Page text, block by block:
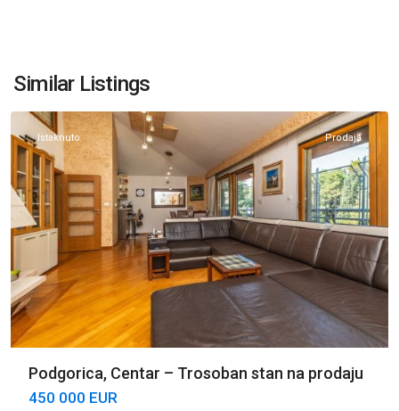
Similar Listings
Podgorica,
Podgorica
Istaknuto Prodaja
Podgorica, Centar – Trosoban stan na prodaju
450 000 EUR